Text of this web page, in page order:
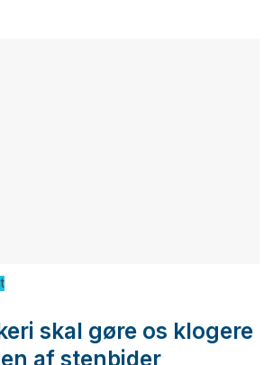
skal gøre os klogere
af stenbider